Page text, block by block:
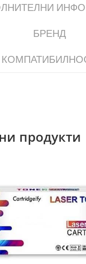
БРЕНД
продукти